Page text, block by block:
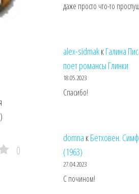
0
даже просто что-то
alex-sidmakкГалина
поет романсы Глинки
18.05.2023
Спасибо!
domna кБетховен.
(1963)
27.04.2023
С почином!